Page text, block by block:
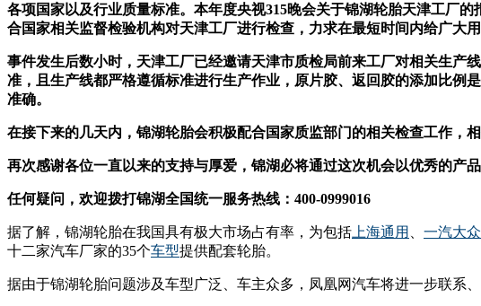
各项国家以及行业质量标准。本年度央视315晚会关于锦湖轮胎天津工厂
合国家相关监督检验机构对天津工厂进行检查，力求在最短时间内给广大
事件发生后数小时，天津工厂已经邀请天津市质检局前来工厂对相关生产
准，且生产线都严格遵循标准进行生产作业，原片胶、返回胶的添加比例
准确。
在接下来的几天内，锦湖轮胎会积极配合国家质监部门的相关检查工作，
再次感谢各位一直以来的支持与厚爱，锦湖必将通过这次机会以优秀的产
任何疑问，欢迎拨打锦湖全国统一服务热线：400-0999016
据了解，锦湖轮胎在我国具有极大市场占有率，为包括 上海通用 一汽大众
十二家汽车厂家的35个车型提供配套轮胎。
据由于锦湖轮胎问题涉及车型广泛、车主众多，凤凰网汽车将进一步联系